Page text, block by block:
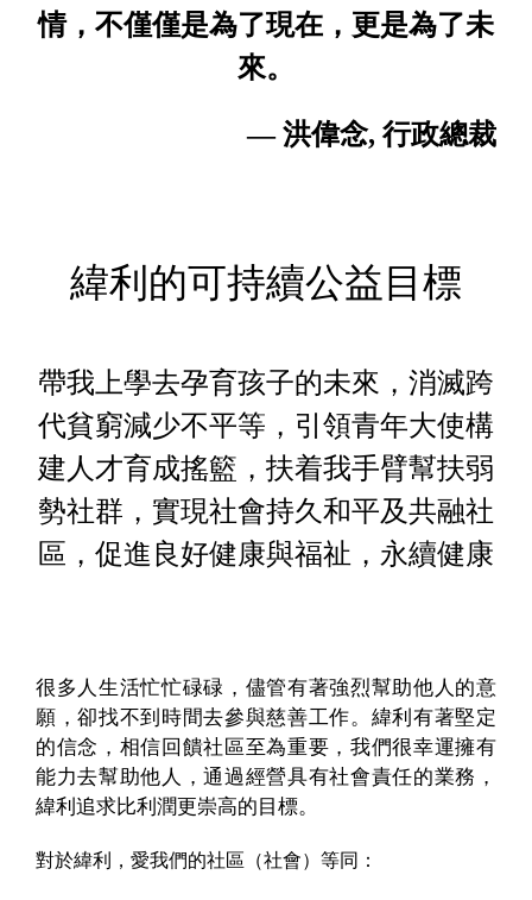
情，不僅僅是為了現在，更是為了未
來。
— 洪偉念, 行政總裁
緯利的可持續公益目標
帶我上學去孕育孩子的未來，消滅跨
代貧窮減少不平等，引領青年大使構
建人才育成搖籃，扶着我手臂幫扶弱
勢社群，實現社會持久和平及共融社
區，促進良好健康與福祉，永續健康
很多人生活忙忙碌碌，儘管有著強烈幫助他人的意
願，卻找不到時間去參與慈善工作。緯利有著堅定
的信念，相信回饋社區至為重要，我們很幸運擁有
能力去幫助他人，通過經營具有社會責任的業務，
緯利追求比利潤更崇高的目標。
對於緯利，愛我們的社區（社會）等同：